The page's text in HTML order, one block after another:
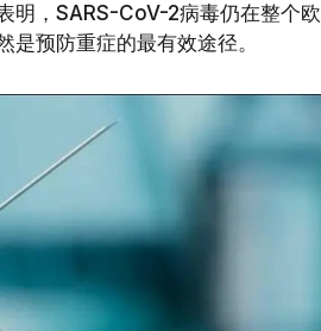
明，SARS-CoV-2病毒仍在整个欧
预防重症的最有效途径。